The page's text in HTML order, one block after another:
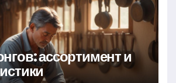
ассортимент и